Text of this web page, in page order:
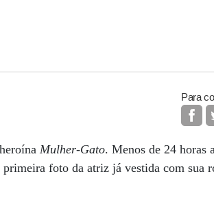
Para
Mulher-Gato. Menos de 24 horas
foto da atriz já vestida com sua